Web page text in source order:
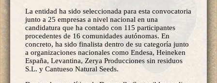
La entidad ha sido seleccionada para esta convocatoria
junto a 25 empresas a nivel nacional en una
candidatura que ha contado con 115 participantes
procedentes de 16 comunidades autónomas. En
concreto, ha sido finalista dentro de su categoría junto
a organizaciones nacionales como Endesa, Heineken
España, Levantina, Zerya Producciones sin residuos
S.L. y Cantueso Natural Seeds.